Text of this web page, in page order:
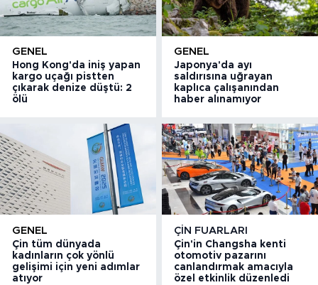
GENEL
Hong Kong'da iniş yapan
kargo uçağı pistten
çıkarak denize düştü: 2
ölü
GENEL
Japonya'da ayı
saldırısına uğrayan
kaplıca çalışanından
haber alınamıyor
GENEL
Çin tüm dünyada
kadınların çok yönlü
gelişimi için yeni adımlar
atıyor
ÇIN FUARLARI
Çin'in Changsha kenti
otomotiv pazarını
canlandırmak amacıyla
özel etkinlik düzenledi